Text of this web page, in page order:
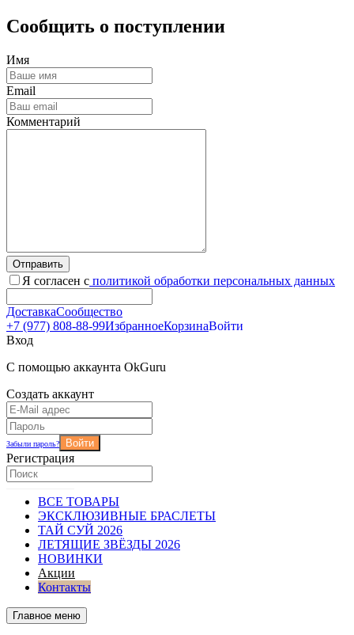
Сообщить о поступлении
Имя
Email
Комментарий
Отправить
Я согласен с политикой обработки персональных данных
ДоставкаСообщество
+7 (977) 808-88-99ИзбранноеКорзинаВойти
Вход
С помощью аккаунта OkGuru
Создать аккаунт
Забыли пароль? Войти
Регистрация
ВСЕ ТОВАРЫ
ЭКСКЛЮЗИВНЫЕ БРАСЛЕТЫ
ТАЙ СУЙ 2026
ЛЕТЯЩИЕ ЗВЁЗДЫ 2026
НОВИНКИ
Акции
Контакты
Главное меню